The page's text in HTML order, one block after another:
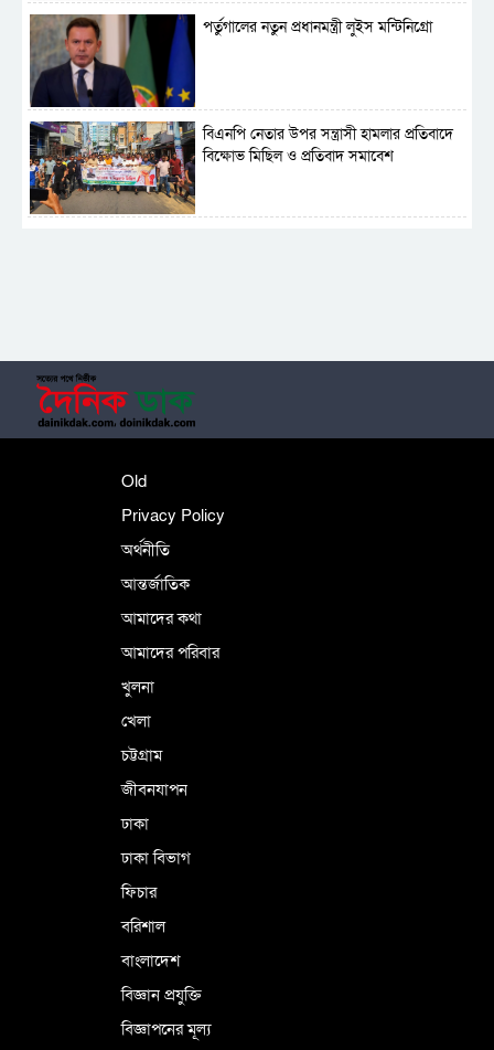
পর্তুগালের নতুন প্রধানমন্ত্রী লুইস মন্টিনিগ্রো
বিএনপি নেতার উপর সন্ত্রাসী হামলার প্রতিবাদে
বিক্ষোভ মিছিল ও প্রতিবাদ সমাবেশ
Old
Privacy Policy
অর্থনীতি
আন্তর্জাতিক
আমাদের কথা
আমাদের পরিবার
খুলনা
খেলা
চট্টগ্রাম
জীবনযাপন
ঢাকা
ঢাকা বিভাগ
ফিচার
বরিশাল
বাংলাদেশ
বিজ্ঞান প্রযুক্তি
বিজ্ঞাপনের মূল্য